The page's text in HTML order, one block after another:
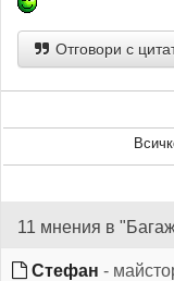
Отговори с
11 мнения в
Стефан -